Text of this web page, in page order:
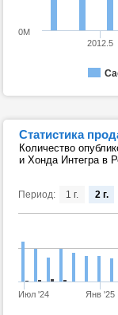
2012.5
0M
Статистика
Количество
и Хонда Интегра в
Период:
Июл '24 Янв '25
1 г. 2 г.